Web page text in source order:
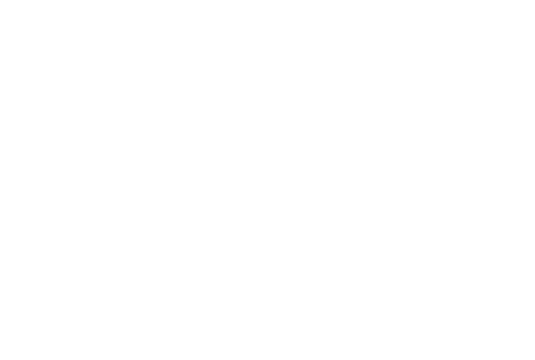
ΣΥΣΤΗΜΑΤΟΣ
Rekomb®